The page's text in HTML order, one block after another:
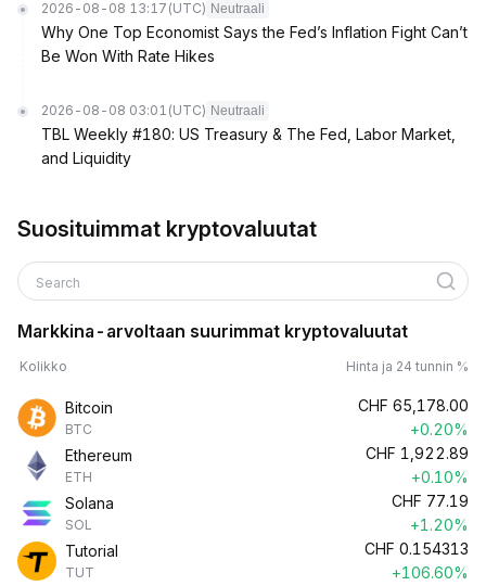
2026-08-08 13:17 (UTC) Neutraali
Why One Top Economist Says the Fed’s Inflation Fight Can’t
Be Won With Rate Hikes
2026-08-08 03:01 (UTC) Neutraali
TBL Weekly #180: US Treasury & The Fed, Labor Market,
and Liquidity
Suosituimmat kryptovaluutat
Search
Markkina-arvoltaan suurimmat kryptovaluutat
Kolikko Hinta ja 24 tunnin %
Bitcoin
BTC
CHF 65,178.00
+0.20%
Ethereum
ETH
CHF 1,922.89
+0.10%
Solana
SOL
CHF 77.19
+1.20%
Tutorial
TUT
CHF 0.154313
+106.60%